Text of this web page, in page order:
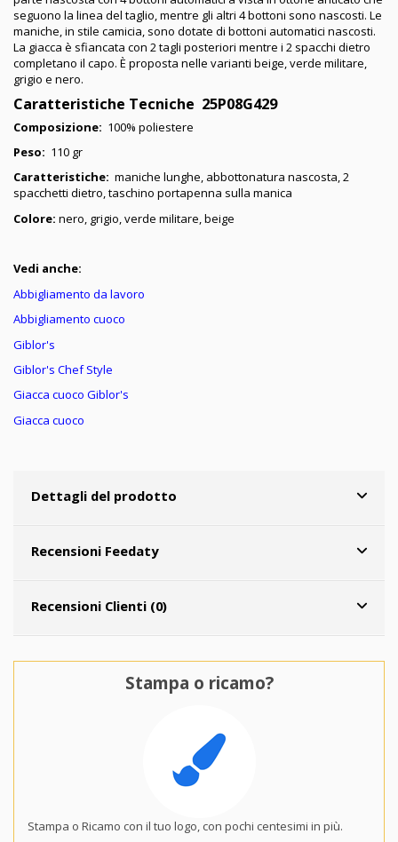
seguono la linea del taglio, mentre gli altri 4 bottoni sono nascosti. Le
maniche, in stile camicia, sono dotate di bottoni automatici nascosti.
La giacca è sfiancata con 2 tagli posteriori mentre i 2 spacchi dietro
completano il capo. È proposta nelle varianti beige, verde militare,
grigio e nero.
Caratteristiche Tecniche 25P08G429
Composizione: 100% poliestere
Peso: 110 gr
Caratteristiche: maniche lunghe, abbottonatura nascosta, 2
spacchetti dietro, taschino portapenna sulla manica
Colore: nero, grigio, verde militare, beige
Vedi anche:
Abbigliamento da lavoro
Abbigliamento cuoco
Giblor's
Giblor's Chef Style
Giacca cuoco Giblor's
Giacca cuoco
Dettagli del prodotto
Recensioni Feedaty
Recensioni Clienti (0)
Stampa o ricamo?
Stampa o Ricamo con il tuo logo, con pochi centesimi in più.